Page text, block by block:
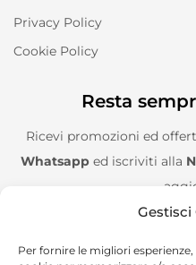
Gestisci
Per fornire le migliori
Privacy Policy
Cookie Policy
Resta
Ricevi promozioni ed
Whatsapp ed iscriviti alla